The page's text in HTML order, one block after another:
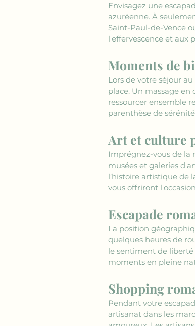
Envisagez une
azuréenne. À
Saint-Paul-de-Vence
l'effervescence et aux
Moments de
Lors de votre séjour
place. Un massage
ressourcer ensemble
parenthèse de
Art et culture
Imprégnez-vous de la
musées et galeries
l’histoire artistique de
vous offriront
Escapade
La position
quelques heures de
le sentiment de liberté
moments en pleine
Shopping
Pendant votre
artisanat dans les